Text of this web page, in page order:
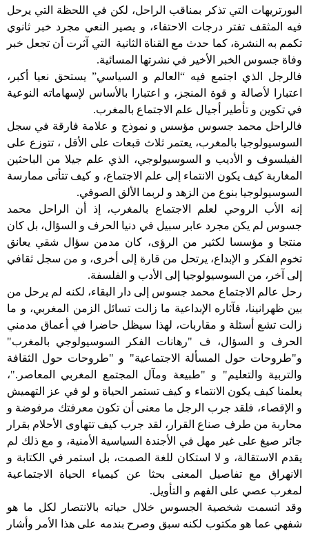
البورتريهات
التي تذكر بمناقب الراحل، لكن في اللحظة التي يرحل
فيه
المثقف تفتر درجات الاحتفاء، و يصير النعي مجرد خبر
ثانوي
تكمم به النشرة، كما حدث مع القناة الثانية التي آثرت أن تجعل خبر
وفاة جسوس الخبر الأخير في نشرتها المسائية.
فالرجل
الذي اجتمع فيه “ العالم و السياسي” يستحق نعيا أكبر،
اعتبارا
لأصالة و قوة المنجز، و اعتبارا بالأساس لإسهاماته
النوعية
في تكوين و تأطير أجيال علم الاجتماع بالمغرب.
فالراحل محمد جسوس مؤسس و نموذج و علامة فارقة في سجل
السوسيولوجيا بالمغرب، يعتمر ثلاث قبعات على الأقل ، تتوزع على
الفيلسوف و الأديب و السوسيولوجي، الذي علم جيلا من الباحثين
المغاربة كيف يكون الانتماء إلى علم الاجتماع، و كيف تتأتى ممارسة
السوسيولوجيا بنوع من الزهد و لربما الألق الصوفي.
إنه
الأب الروحي لعلم الاجتماع بالمغرب،
إذ أن الراحل محمد
جسوس لم يكن مجرد عابر سبيل في دنيا الحرف و السؤال، بل كان
منتجا و مؤسسا لكثير من الرؤى، كان مدمن سؤال شقي يعانق
تخوم الفكر و الإبداع، يرتحل من قارة إلى أخرى، و من سجل ثقافي
إلى آخر، من السوسيولوجيا إلى الأدب و الفلسفة.
رحل عالم الاجتماع محمد جسوس إلى دار البقاء، لكنه لم يرحل من
بين ظهرانينا، فآثاره الإبداعية ما زالت تسائل الزمن المغربي، و ما
زالت تشع أسئلة و مقاربات، لهذا سيظل حاضرا في أعماق مدمني
الحرف
و السؤال، ف "رهانات الفكر السوسيولوجي بالمغرب"
و"طروحات حول المسألة الاجتماعية" و "طروحات حول
الثقافة
والتربية والتعليم" و "طبيعة ومآل المجتمع المغربي المعاصر ".،
يعلمنا كيف يكون الانتماء و كيف تستمر الحياة و لو في عز
التهميش
و الإقصاء، فلقد جرب الرجل ما معنى أن تكون معرفتك مرفوضة و
محاربة من طرف صناع القرار، لقد جرب كيف تتهاوى الأحلام بقرار
جائر
صيغ على غير مهل في الأجندة السياسية الأمنية، و مع ذلك لم
يقدم
الاستقالة، و لا استكان للغة الصمت، بل استمر في الكتابة و
الانهراق
مع تفاصيل المعنى بحثا عن كيمياء الحياة
الاجتماعية
لمغرب عصي على الفهم و التأويل.
وقد اتسمت شخصية الجسوس خلال حياته بالانتصار لكل ما هو
شفهي عما هو مكتوب لكنه سبق وصرح بندمه على هذا الأمر وأشار